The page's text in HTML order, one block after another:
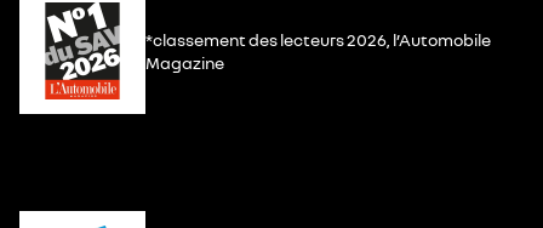
*classement des lecteurs 2026, l’Automobile
Magazine